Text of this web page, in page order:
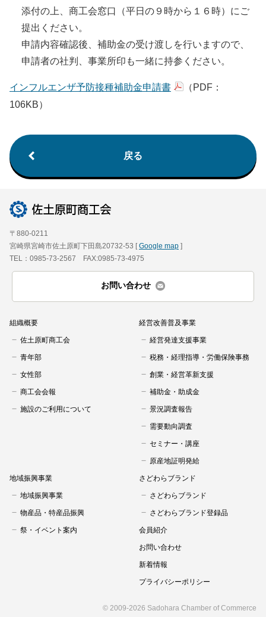
添付の上、商工会窓口（平日の９時から１６時）にご
提出ください。
申請内容確認後、補助金の受け渡しを行いますので、
申請者の社判、事業所印も一緒に持参ください。
インフルエンザ予防接種補助金申請書
（PDF：
106KB）
戻る
〒880-0211
宮崎県宮崎市佐土原町下田島20732-53 [Google map ]
TEL：0985-73-2567 FAX:0985-73-4975
お問い合わせ
組織概要
佐土原町商工会
青年部
女性部
商工会会報
施設のご利用について
経営改善普及事業
経営発達支援事業
税務・経理指導・労働保険事務
創業・経営革新支援
補助金・助成金
景況調査報告
需要動向調査
セミナー・講座
原産地証明発給
地域振興事業
地域振興事業
物産品・特産品振興
祭・イベント案内
さどわらブランド
さどわらブランド
さどわらブランド登録品
会員紹介
お問い合わせ
新着情報
プライバシーポリシー
© 2009-2026 Sadohara Chamber of Commerce